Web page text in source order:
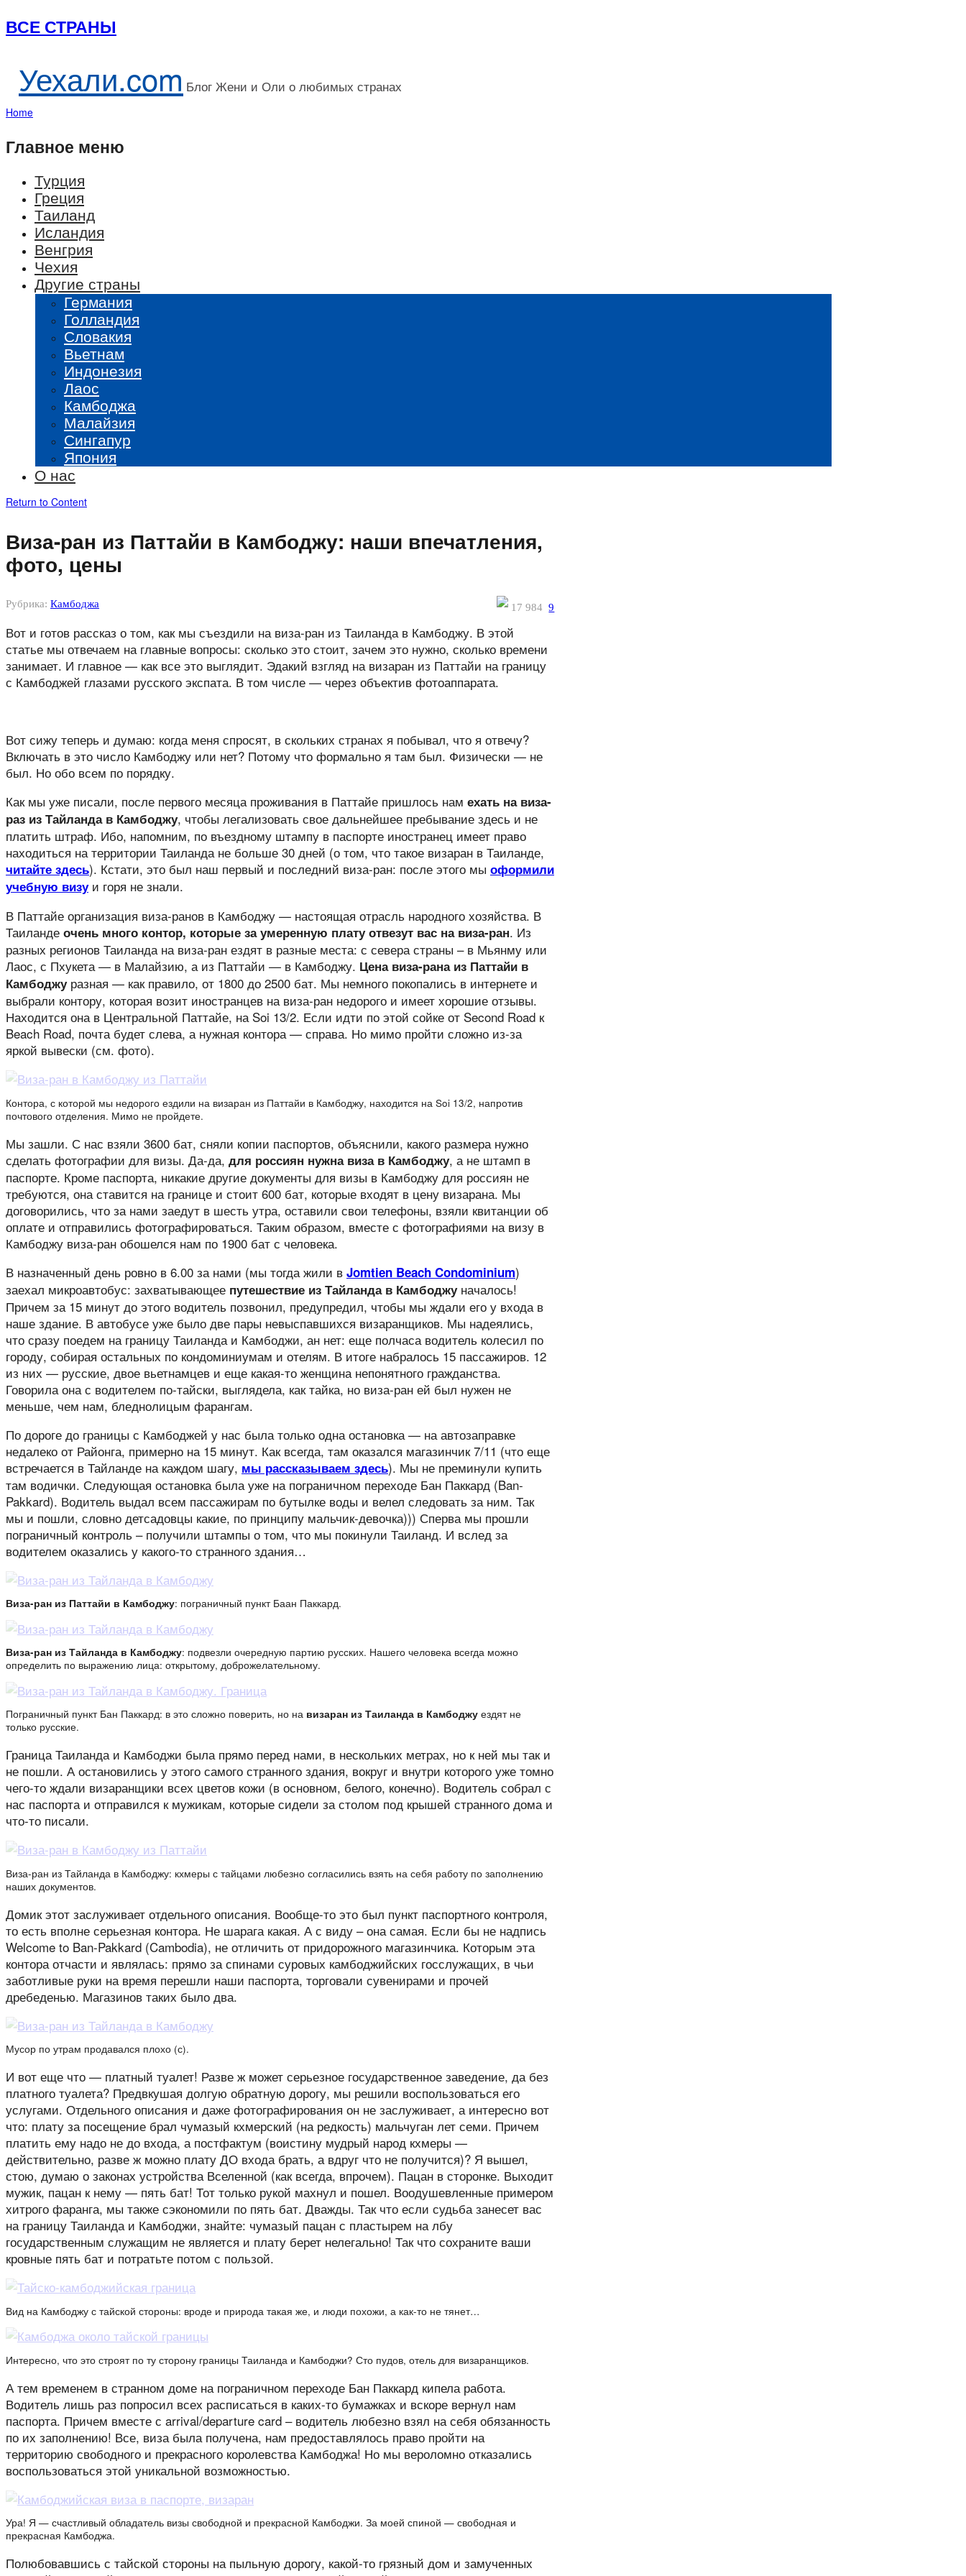
ВСЕ СТРАНЫ
Уехали.com Блог Жени и Оли о любимых странах
Home
Главное меню
Турция
Греция
Таиланд
Исландия
Венгрия
Чехия
Другие страны
Германия
Голландия
Словакия
Вьетнам
Индонезия
Лаос
Камбоджа
Малайзия
Сингапур
Япония
О нас
Return to Content
Виза-ран из Паттайи в Камбоджу: наши впечатления,
фото, цены
Рубрика: Камбоджа 17 9849
Вот и готов рассказ о том, как мы съездили на виза-ран из Таиланда в Камбоджу. В этой
статье мы отвечаем на главные вопросы: сколько это стоит, зачем это нужно, сколько времени
занимает. И главное — как все это выглядит. Эдакий взгляд на визаран из Паттайи на границу
с Камбоджей глазами русского экспата. В том числе — через объектив фотоаппарата.
Вот сижу теперь и думаю: когда меня спросят, в скольких странах я побывал, что я отвечу?
Включать в это число Камбоджу или нет? Потому что формально я там был. Физически — не
был. Но обо всем по порядку.
Как мы уже писали, после первого месяца проживания в Паттайе пришлось нам ехать на виза-
раз из Тайланда в Камбоджу, чтобы легализовать свое дальнейшее пребывание здесь и не
платить штраф. Ибо, напомним, по въездному штампу в паспорте иностранец имеет право
находиться на территории Таиланда не больше 30 дней (о том, что такое визаран в Таиланде,
читайте здесь). Кстати, это был наш первый и последний виза-ран: после этого мы оформили
учебную визуи горя не знали.
В Паттайе организация виза-ранов в Камбоджу — настоящая отрасль народного хозяйства. В
Таиланде очень много контор, которые за умеренную плату отвезут вас на виза-ран. Из
разных регионов Таиланда на виза-ран ездят в разные места: с севера страны – в Мьянму или
Лаос, с Пхукета — в Малайзию, а из Паттайи — в Камбоджу. Цена виза-рана из Паттайи в
Камбоджуразная — как правило, от 1800 до 2500 бат. Мы немного покопались в интернете и
выбрали контору, которая возит иностранцев на виза-ран недорого и имеет хорошие отзывы.
Находится она в Центральной Паттайе, на Soi 13/2. Если идти по этой сойке от Second Road к
Beach Road, почта будет слева, а нужная контора — справа. Но мимо пройти сложно из-за
яркой вывески (см. фото).
Контора, с которой мы недорого ездили на визаран из Паттайи в Камбоджу, находится на Soi 13/2, напротив
почтового отделения. Мимо не пройдете.
Мы зашли. С нас взяли 3600 бат, сняли копии паспортов, объяснили, какого размера нужно
сделать фотографии для визы. Да-да, для россиян нужна виза в Камбоджу, а не штамп в
паспорте. Кроме паспорта, никакие другие документы для визы в Камбоджу для россиян не
требуются, она ставится на границе и стоит 600 бат, которые входят в цену визарана. Мы
договорились, что за нами заедут в шесть утра, оставили свои телефоны, взяли квитанции об
оплате и отправились фотографироваться. Таким образом, вместе с фотографиями на визу в
Камбоджу виза-ран обошелся нам по 1900 бат с человека.
В назначенный день ровно в 6.00 за нами (мы тогда жили в Jomtien Beach Condominium)
заехал микроавтобус: захватывающее путешествие из Тайланда в Камбоджуначалось!
Причем за 15 минут до этого водитель позвонил, предупредил, чтобы мы ждали его у входа в
наше здание. В автобусе уже было две пары невыспавшихся визаранщиков. Мы надеялись,
что сразу поедем на границу Таиланда и Камбоджи, ан нет: еще полчаса водитель колесил по
городу, собирая остальных по кондоминиумам и отелям. В итоге набралось 15 пассажиров. 12
из них — русские, двое вьетнамцев и еще какая-то женщина непонятного гражданства.
Говорила она с водителем по-тайски, выглядела, как тайка, но виза-ран ей был нужен не
меньше, чем нам, бледнолицым фарангам.
По дороге до границы с Камбоджей у нас была только одна остановка — на автозаправке
недалеко от Районга, примерно на 15 минут. Как всегда, там оказался магазинчик 7/11 (что еще
встречается в Тайланде на каждом шагу, мы рассказываем здесь). Мы не преминули купить
там водички. Следующая остановка была уже на пограничном переходе Бан Паккард (Ban-
Pakkard). Водитель выдал всем пассажирам по бутылке воды и велел следовать за ним. Так
мы и пошли, словно детсадовцы какие, по принципу мальчик-девочка))) Сперва мы прошли
пограничный контроль – получили штампы о том, что мы покинули Таиланд. И вслед за
водителем оказались у какого-то странного здания…
Виза-ран из Паттайи в Камбоджу: пограничный пункт Баан Паккард.
Виза-ран из Тайланда в Камбоджу: подвезли очередную партию русских. Нашего человека всегда можно
определить по выражению лица: открытому, доброжелательному.
Пограничный пункт Бан Паккард: в это сложно поверить, но на визаран из Таиланда в Камбоджу ездят не
только русские.
Граница Таиланда и Камбоджи была прямо перед нами, в нескольких метрах, но к ней мы так и
не пошли. А остановились у этого самого странного здания, вокруг и внутри которого уже томно
чего-то ждали визаранщики всех цветов кожи (в основном, белого, конечно). Водитель собрал с
нас паспорта и отправился к мужикам, которые сидели за столом под крышей странного дома и
что-то писали.
Виза-ран из Тайланда в Камбоджу: кхмеры с тайцами любезно согласились взять на себя работу по заполнению
наших документов.
Домик этот заслуживает отдельного описания. Вообще-то это был пункт паспортного контроля,
то есть вполне серьезная контора. Не шарага какая. А с виду – она самая. Если бы не надпись
Welcome to Ban-Pakkard (Cambodia), не отличить от придорожного магазинчика. Которым эта
контора отчасти и являлась: прямо за спинами суровых камбоджийских госслужащих, в чьи
заботливые руки на время перешли наши паспорта, торговали сувенирами и прочей
дребеденью. Магазинов таких было два.
Мусор по утрам продавался плохо (с).
И вот еще что — платный туалет! Разве ж может серьезное государственное заведение, да без
платного туалета? Предвкушая долгую обратную дорогу, мы решили воспользоваться его
услугами. Отдельного описания и даже фотографирования он не заслуживает, а интересно вот
что: плату за посещение брал чумазый кхмерский (на редкость) мальчуган лет семи. Причем
платить ему надо не до входа, а постфактум (воистину мудрый народ кхмеры —
действительно, разве ж можно плату ДО входа брать, а вдруг что не получится)? Я вышел,
стою, думаю о законах устройства Вселенной (как всегда, впрочем). Пацан в сторонке. Выходит
мужик, пацан к нему — пять бат! Тот только рукой махнул и пошел. Воодушевленные примером
хитрого фаранга, мы также сэкономили по пять бат. Дважды. Так что если судьба занесет вас
на границу Таиланда и Камбоджи, знайте: чумазый пацан с пластырем на лбу
государственным служащим не является и плату берет нелегально! Так что сохраните ваши
кровные пять бат и потратьте потом с пользой.
Вид на Камбоджу с тайской стороны: вроде и природа такая же, и люди похожи, а как-то не тянет…
Интересно, что это строят по ту сторону границы Таиланда и Камбоджи? Сто пудов, отель для визаранщиков.
А тем временем в странном доме на пограничном переходе Бан Паккард кипела работа.
Водитель лишь раз попросил всех расписаться в каких-то бумажках и вскоре вернул нам
паспорта. Причем вместе с arrival/departure card – водитель любезно взял на себя обязанность
по их заполнению! Все, виза была получена, нам предоставлялось право пройти на
территорию свободного и прекрасного королевства Камбоджа! Но мы вероломно отказались
воспользоваться этой уникальной возможностью.
Ура! Я — счастливый обладатель визы свободной и прекрасной Камбоджи. За моей спиной — свободная и
прекрасная Камбоджа.
Полюбовавшись с тайской стороны на пыльную дорогу, какой-то грязный дом и замученных